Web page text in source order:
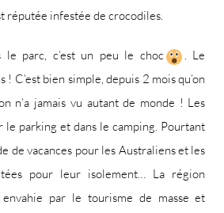
réputée infestée de crocodiles.
parc, c’est un peu le choc
. Le
C’est bien simple, depuis 2 mois qu’on
n’a jamais vu autant de monde ! Les
le parking et dans le camping. Pourtant
de vacances pour les Australiens et les
pour leur isolement… La région
envahie par le tourisme de masse et